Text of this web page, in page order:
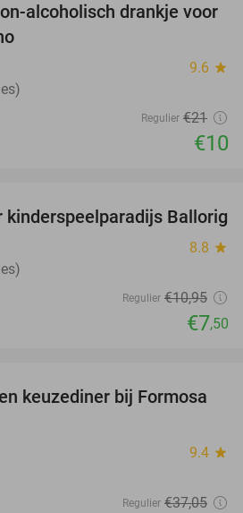
52%
alcoholisch drankje voor
9.6 star
Regulier €21
€10
32%
kinderspeelparadijs Ballorig
8.8 star
Regulier €10,95
€7,50
34%
keuzediner bij Formosa
9.4 star
Regulier €37,05